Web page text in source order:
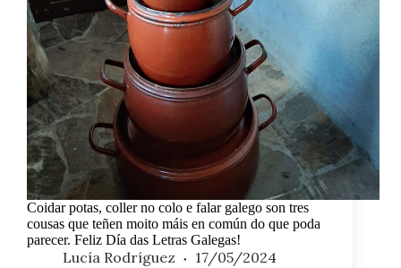
Coidar potas, coller no colo e falar galego son tres
cousas que teñen moito máis en común do que poda
parecer. Feliz Día das Letras Galegas!
Lucía Rodríguez 17/05/2024